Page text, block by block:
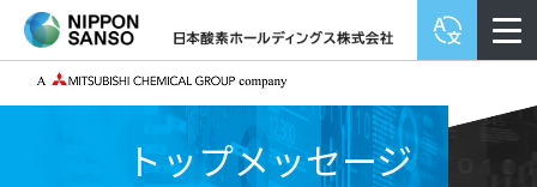
トップメッセージ